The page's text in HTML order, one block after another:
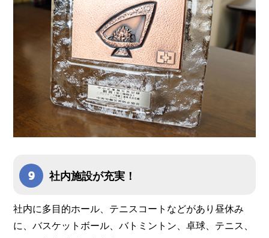
社内施設が充実！
社内に多目的ホール、テニスコートなどがあり昼休み
に、バスケットボール、バトミントン、卓球、テニス、